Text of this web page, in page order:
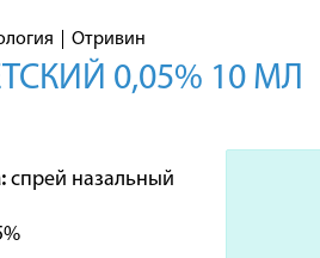
Отривин
0,05% 10 МЛ
спрей назальный